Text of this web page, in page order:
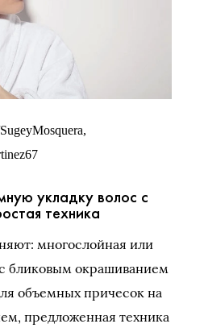
укладку волос с
техника
многослойная или
бликовым окрашиванием
объемных причесок на
предложенная техника